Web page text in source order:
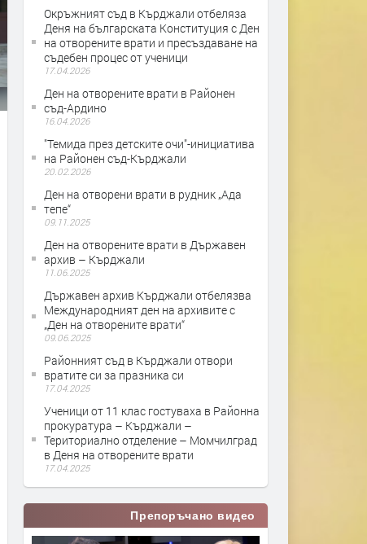
Окръжният съд в Кърджали отбеляза
Деня на българската Конституция с Ден
на отворените врати и пресъздаване на
съдебен процес от ученици
17.04.2026
Ден на отворените врати в Районен
съд-Ардино
16.04.2026
"Темида през детските очи"-инициатива
на Районен съд-Кърджали
20.02.2026
Ден на отворени врати в рудник „Ада
тепе“
09.11.2025
Ден на отворените врати в Държавен
архив – Кърджали
11.06.2025
Държавен архив Кърджали отбелязва
Международният ден на архивите с
„Ден на отворените врати“
09.06.2025
Районният съд в Кърджали отвори
вратите си за празника си
17.04.2025
Ученици от 11 клас гостуваха в Районна
прокуратура – Кърджали –
Териториално отделение – Момчилград
в Деня на отворените врати
17.04.2025
Препоръчано видео